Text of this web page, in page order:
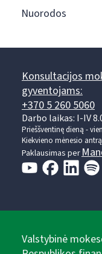
Nuorodos
Konsultacijos
gyventojams:
+370 5 260 5060
Darbo laikas: I-IV
Prieššventinę dieną -
Kiekvieno mėnesio
Paklausimas per
Valstybinė